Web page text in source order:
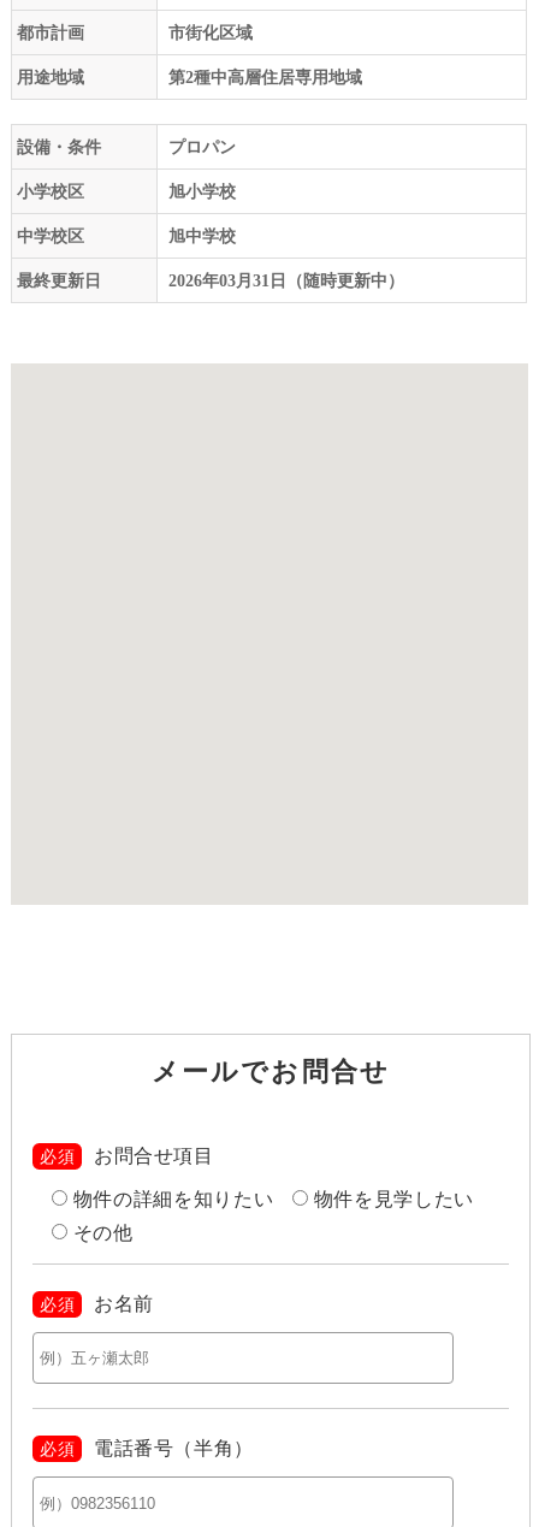
都市計画 市街化区域
用途地域 第2種中高層住居専用地域
設備・条件 プロパン
小学校区 旭小学校
中学校区 旭中学校
最終更新日 2026年03月31日（随時更新中）
メールでお問合せ
必須 お問合せ項目
物件の詳細を知りたい
物件を見学したい
その他
必須 お名前
必須 電話番号（半角）